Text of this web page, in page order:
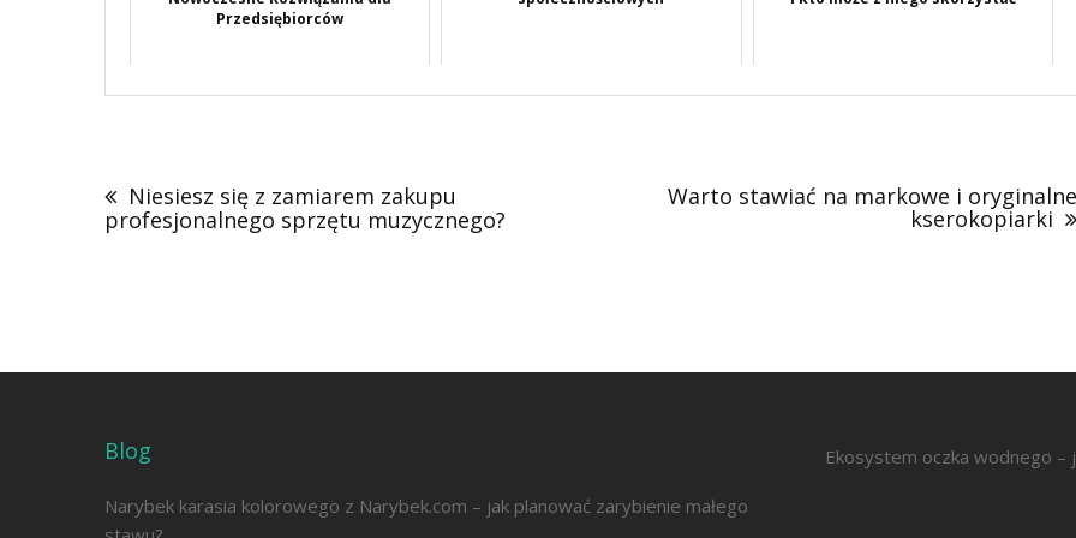
Przedsiębiorców
wpisu
Niesiesz się z zamiarem zakupu
profesjonalnego sprzętu muzycznego?
Warto stawiać na markowe i oryginalne
kserokopiarki
Blog
Narybek karasia kolorowego z Narybek.com – jak planować zarybienie małego
Ekosystem oczka wodnego –